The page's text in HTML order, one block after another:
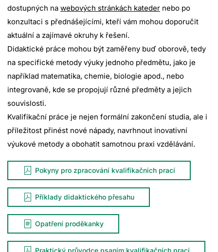
dostupných na webových stránkách kateder nebo po
konzultaci s přednášejícími, kteří vám mohou doporučit
aktuální a zajímavé okruhy k řešení.
Didaktické práce mohou být zaměřeny buď oborově, tedy
na specifické metody výuky jednoho předmětu, jako je
například matematika, chemie, biologie apod., nebo
integrovaně, kde se propojují různé předměty a jejich
souvislosti.
Kvalifikační práce je nejen formální zakončení studia, ale i
příležitost přinést nové nápady, navrhnout inovativní
výukové metody a obohatit samotnou praxi vzdělávání.
Pokyny pro zpracování kvalifikačních prací
Příklady didaktického přesahu
Opatření proděkanky
Praktický průvodce psaním kvalifikačních prací